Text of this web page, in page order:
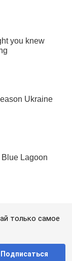
только самое
Подписаться